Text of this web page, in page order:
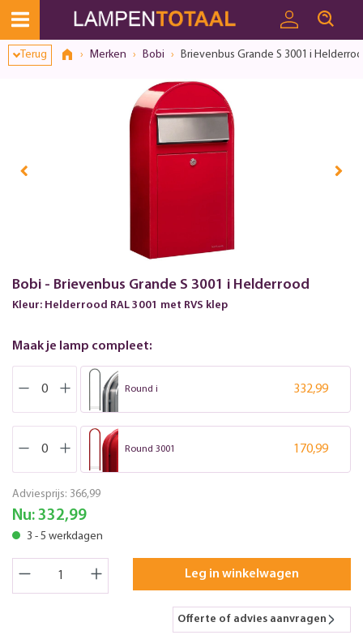
Terug Merken Bobi Brievenbus Grande S 3001 i
Bobi - Brievenbus Grande S 3001 i Helderrood
Kleur: Helderrood RAL 3001 met RVS klep
Maak je lamp compleet:
Round i 332,99
Round 3001 170,99
Adviesprijs: 366,99
Nu: 332,99
3 - 5 werkdagen
Leg in winkelwagen
Offerte of advies aanvragen